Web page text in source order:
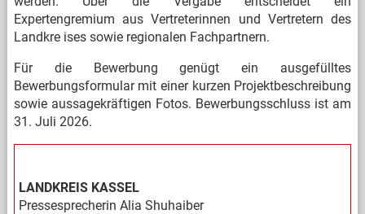
Expertengremium aus Vertreterinnen und Vertretern des
Landkre ises sowie regionalen Fachpartnern.
Für die Bewerbung genügt ein ausgefülltes
Bewerbungsformular mit einer kurzen Projektbeschreibung
sowie aussagekräftigen Fotos. Bewerbungsschluss ist am
31. Juli 2026.
LANDKREIS KASSEL
Pressesprecherin Alia Shuhaiber